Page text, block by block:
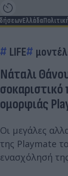
Ελλάδα
LIFE
Νάταλι
ομορφιάς
Οι μεγάλες
της Playmate
ενασχόλησή